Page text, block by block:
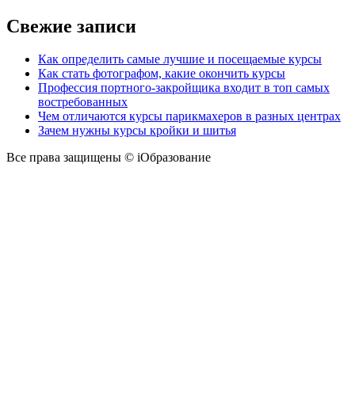
Свежие записи
Как определить самые лучшие и посещаемые курсы
Как стать фотографом, какие окончить курсы
Профессия портного-закройщика входит в топ самых
востребованных
Чем отличаются курсы парикмахеров в разных центрах
Зачем нужны курсы кройки и шитья
Все права защищены © iОбразование